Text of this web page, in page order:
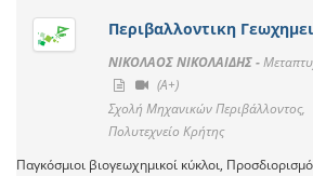
Περιβαλλοντικη
ΝΙΚΟΛΑΟΣ ΝΙΚΟΛΑΙΔΗΣ -
(A+)
Σχολή Μηχανικών Περιβάλλοντος,
Πολυτεχνείο Κρήτης
Παγκόσμιοι βιογεωχημικοί κύκλοι,